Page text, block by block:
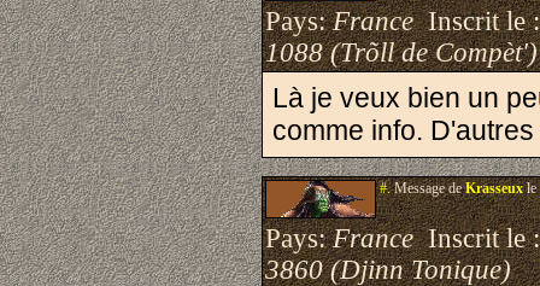
Pays:FranceInscrit le
1088 (Trõll de Compèt')
Là je veux bien un
comme info.
#.Message deKrasseuxle
Pays:FranceInscrit le
3860 (Djinn Tonique)